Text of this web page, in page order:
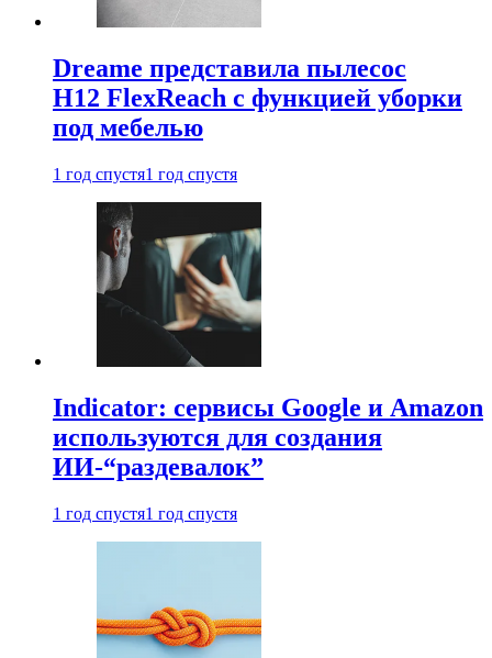
Dreame представила пылесос
H12 FlexReach с функцией уборки
под мебелью
1 год спустя1 год спустя
Indicator: сервисы Google и Amazon
используются для создания
ИИ-“раздевалок”
1 год спустя1 год спустя